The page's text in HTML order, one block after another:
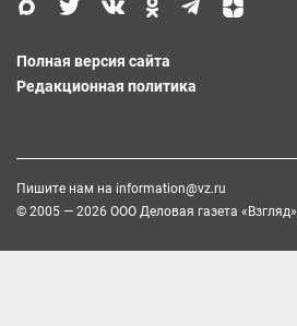
Полная версия сайта
Редакционная политика
Пишите нам на information@vz.ru
© 2005 — 2026 ООО Деловая газета «Взгляд»